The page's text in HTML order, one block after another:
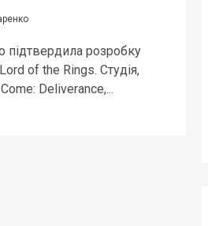
підтвердила розробку
of the Rings. Студія,
Deliverance,...